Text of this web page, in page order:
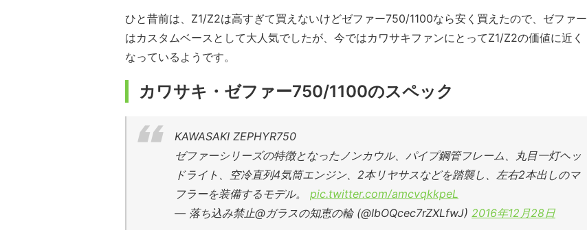
ひと昔前は、Z1/Z2は高すぎて買えないけどゼファー750/1100なら安く買えたので、ゼファー
はカスタムベースとして大人気でしたが、今ではカワサキファンにとってZ1/Z2の価値に近く
なっているようです。
カワサキ・ゼファー750/1100のスペック
KAWASAKI ZEPHYR750
ゼファーシリーズの特徴となったノンカウル、パイプ鋼管フレーム、丸目一灯ヘッ
ドライト、空冷直列4気筒エンジン、2本リヤサスなどを踏襲し、左右2本出しのマ
フラーを装備するモデル。 pic.twitter.com/amcvqkkpeL
— 落ち込み禁止@ガラスの知恵の輪 (@IbOQcec7rZXLfwJ) 2016年12月28日